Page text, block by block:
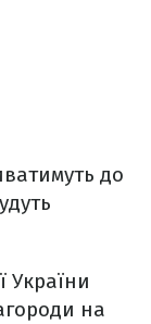
до
України
на